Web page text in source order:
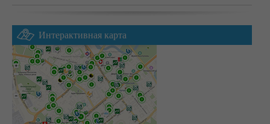
Интерактивная карта